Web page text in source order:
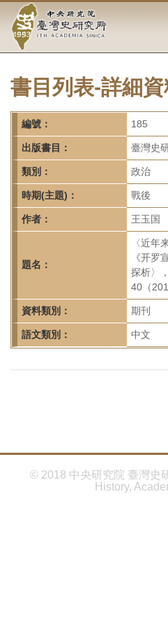
要
中
央
研
究
院-
臺
灣
史
研
究
首
頁
書目列表-詳細
編號： 185
出版書目： 臺灣史
類別： 政治
時期(主題)： 戰後
作者： 王玉国
題名：
〈近年
《开罗
探析〉
40（
資料類別： 期刊
語文類別： 中文
© 2018 中央研究院 臺灣史
History,